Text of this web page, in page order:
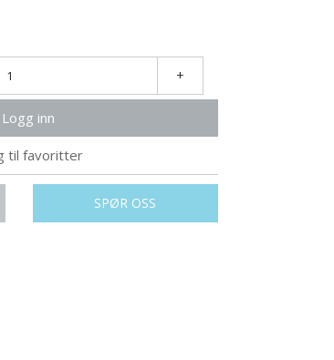
+
Logg inn
til favoritter
SPØR OSS